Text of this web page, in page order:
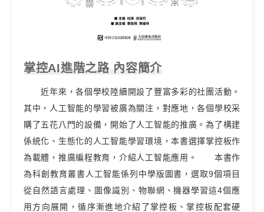
掌控AI進階之路 內容簡介
近年來，各個學校陸續開設了豐富多彩的社團活動。
其中，人工智能的學習被廣為關注，對應地，各個學校采
購了五花八門的設備，開始了人工智能的推廣。為了構建
係統化、生態化的人工智能學習環境，本書選擇掌控板作
為載體，推廣編程教育，介紹人工智能應用。 本書作
為科創教育叢書人工智能係列中學版圖書，選取9個項目
從自然語言處理、圖像識別、物聯網、機器學習這4個應
用方向展開，循序漸進地介紹了掌控板、掌控板配套硬